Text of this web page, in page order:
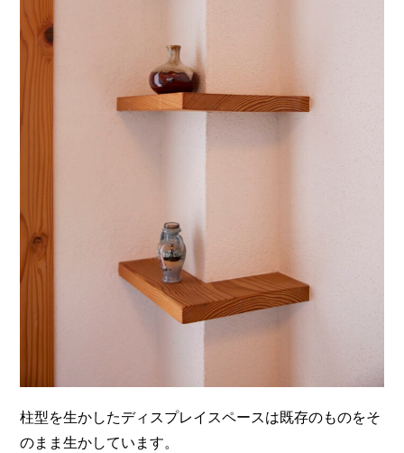
柱型を生かしたディスプレイスペースは既存のものをそ
のまま生かしています。